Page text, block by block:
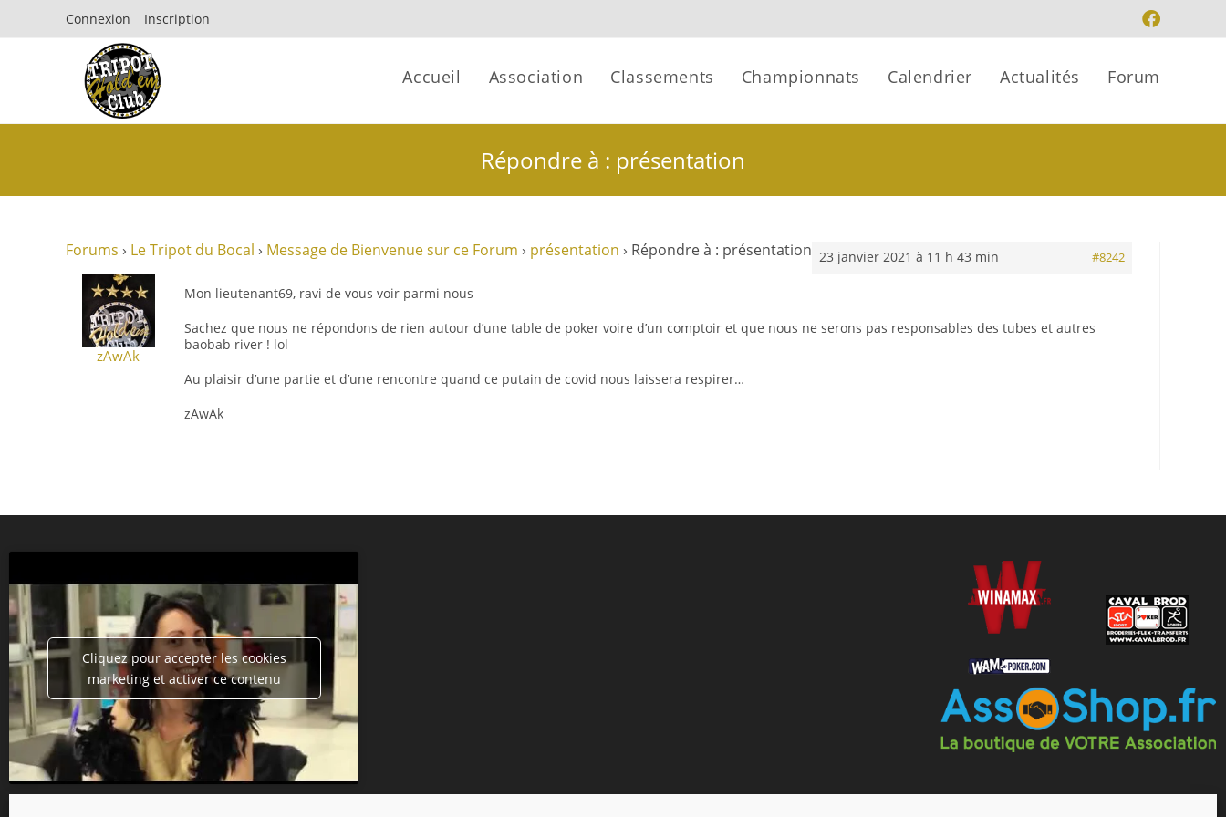
Connexion Inscription
Accueil Association Classements Championnats Calendrier Actualités Forum
Répondre à : présentation
Forums › Le Tripot du Bocal › Message de Bienvenue sur ce Forum › présentation › Répondre à : présentation 23 janvier 2021 à 11 h 43 min #8242
zAwAk
Mon lieutenant69, ravi de vous voir parmi nous
Sachez que nous ne répondons de rien autour d’une table de poker voire d’un comptoir et que nous ne serons pas responsables des tubes et autres
baobab river ! lol
Au plaisir d’une partie et d’une rencontre quand ce putain de covid nous laissera respirer…
zAwAk
Cliquez pour accepter les cookies
marketing et activer ce contenu